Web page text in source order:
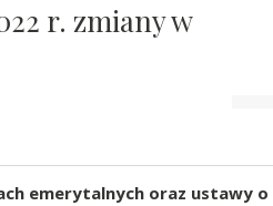
r. zmiany w
emerytalnych oraz ustawy o